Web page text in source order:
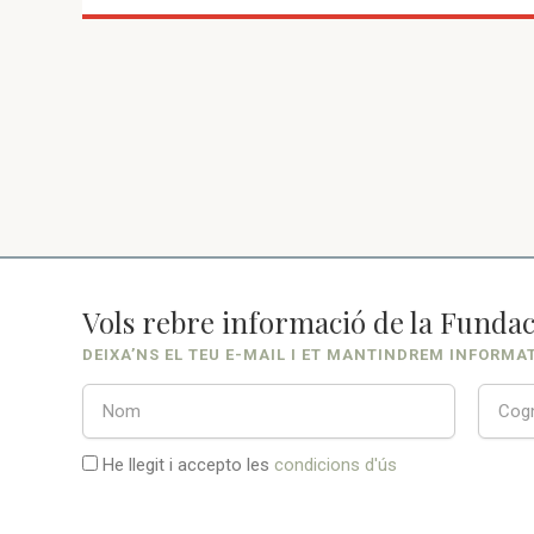
Vols rebre informació de la
DEIXA’NS EL TEU E-MAIL I ET MANTINDREM
He llegit i accepto les condicions d'ús